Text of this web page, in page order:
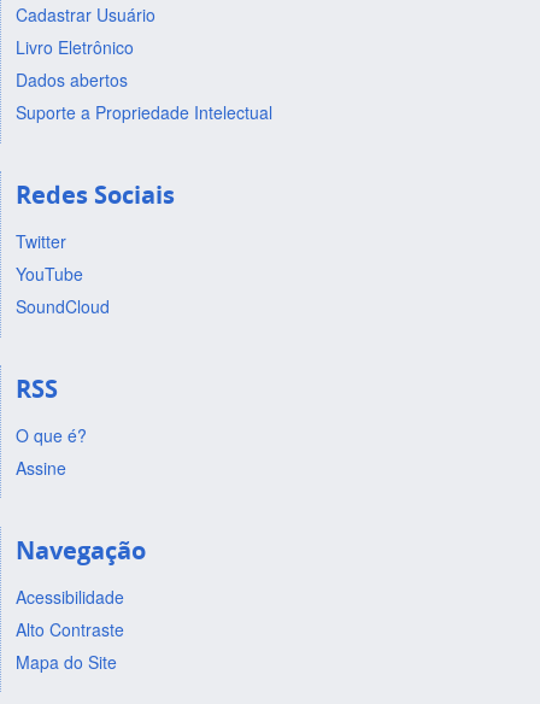
Cadastrar Usuário
Livro Eletrônico
Dados abertos
Suporte a Propriedade Intelectual
Redes Sociais
Twitter
YouTube
SoundCloud
RSS
O que é?
Assine
Navegação
Acessibilidade
Alto Contraste
Mapa do Site